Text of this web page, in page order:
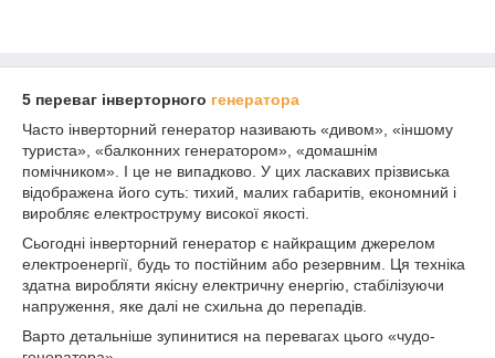
5 переваг інверторного генератора
Часто інверторний генератор називають «дивом», «іншому
туриста», «балконних генератором», «домашнім
помічником». І це не випадково. У цих ласкавих прізвиська
відображена його суть: тихий, малих габаритів, економний і
виробляє електроструму високої якості.
Сьогодні інверторний генератор є найкращим джерелом
електроенергії, будь то постійним або резервним. Ця техніка
здатна виробляти якісну електричну енергію, стабілізуючи
напруження, яке далі не схильна до перепадів.
Варто детальніше зупинитися на перевагах цього «чудо-